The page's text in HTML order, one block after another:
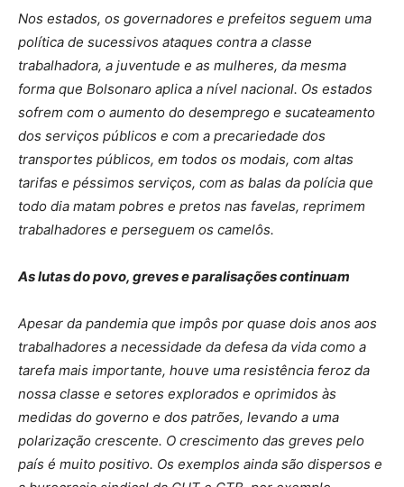
Nos estados, os governadores e prefeitos seguem uma
política de sucessivos ataques contra a classe
trabalhadora, a juventude e as mulheres, da mesma
forma que Bolsonaro aplica a nível nacional. Os estados
sofrem com o aumento do desemprego e sucateamento
dos serviços públicos e com a precariedade dos
transportes públicos, em todos os modais, com altas
tarifas e péssimos serviços, com as balas da polícia que
todo dia matam pobres e pretos nas favelas, reprimem
trabalhadores e perseguem os camelôs.
As lutas do povo, greves e paralisações continuam
Apesar da pandemia que impôs por quase dois anos aos
trabalhadores a necessidade da defesa da vida como a
tarefa mais importante, houve uma resistência feroz da
nossa classe e setores explorados e oprimidos às
medidas do governo e dos patrões, levando a uma
polarização crescente. O crescimento das greves pelo
país é muito positivo. Os exemplos ainda são dispersos e